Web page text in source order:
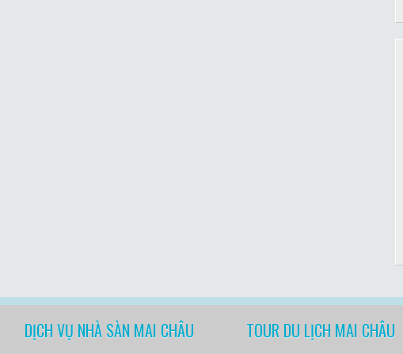
DỊCH VỤ NHÀ SÀN MAI CHÂU TOUR DU LỊCH MAI CHÂU